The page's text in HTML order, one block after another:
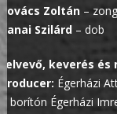
Kovács Zoltán –
Banai Szilárd – dob
Felvevő, keverés
Producer: Égerházi
A borítón Égerházi